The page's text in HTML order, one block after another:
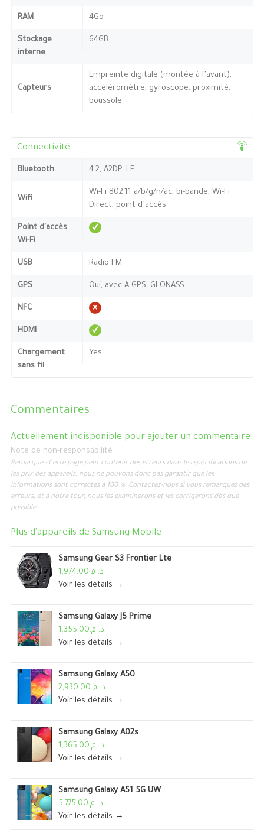
RAM 4Go
Stockage
interne
64GB
Capteurs
Empreinte digitale (montée à l’avant),
accéléromètre, gyroscope, proximité,
boussole
Connectivité
Bluetooth 4.2, A2DP, LE
Wifi
Wi-Fi 802.11 a/b/g/n/ac, bi-bande, Wi-Fi
Direct, point d’accès
Point d'accès
Wi-Fi
USB Radio FM
GPS Oui, avec A-GPS, GLONASS
NFC
HDMI
Chargement
sans fil
Yes
Commentaires
Actuellement indisponible pour ajouter un commentaire.
Note de non-responsabilité
Remarque : Cette page peut contenir des erreurs dans les spécifications ou
les prix des appareils, nous ne pouvons donc pas garantir que les
informations sont correctes à 100 %. Contactez-nous si vous remarquez des
erreurs, et à notre tour, nous les examinerons et les corrigerons dès que
possible.
Plus d'appareils de Samsung Mobile
Samsung Gear S3 Frontier Lte
د. م.1,974.00
Voir les détails →
Samsung Galaxy J5 Prime
د. م.1,355.00
Voir les détails →
Samsung Galaxy A50
د. م.2,930.00
Voir les détails →
Samsung Galaxy A02s
د. م.1,365.00
Voir les détails →
Samsung Galaxy A51 5G UW
د. م.5,775.00
Voir les détails →